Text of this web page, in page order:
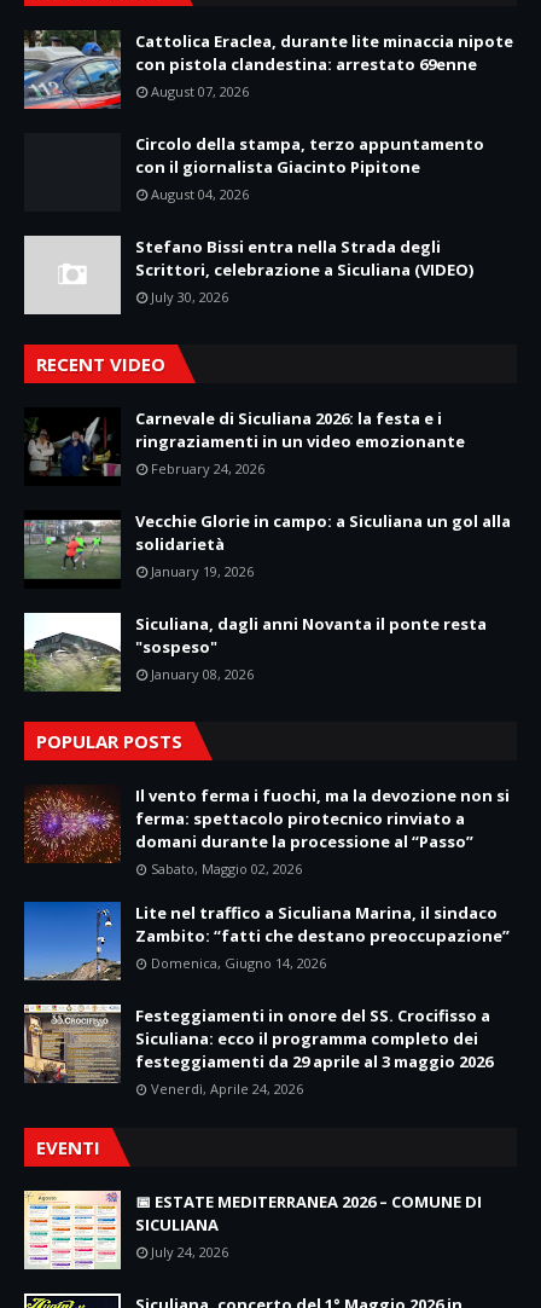
Cattolica Eraclea, durante lite minaccia nipote
con pistola clandestina: arrestato 69enne
August 07, 2026
Circolo della stampa, terzo appuntamento
con il giornalista Giacinto Pipitone
August 04, 2026
Stefano Bissi entra nella Strada degli
Scrittori, celebrazione a Siculiana (VIDEO)
July 30, 2026
RECENT VIDEO
Carnevale di Siculiana 2026: la festa e i
ringraziamenti in un video emozionante
February 24, 2026
Vecchie Glorie in campo: a Siculiana un gol alla
solidarietà
January 19, 2026
Siculiana, dagli anni Novanta il ponte resta
"sospeso"
January 08, 2026
POPULAR POSTS
Il vento ferma i fuochi, ma la devozione non si
ferma: spettacolo pirotecnico rinviato a
domani durante la processione al “Passo”
Sabato, Maggio 02, 2026
Lite nel traffico a Siculiana Marina, il sindaco
Zambito: “fatti che destano preoccupazione”
Domenica, Giugno 14, 2026
Festeggiamenti in onore del SS. Crocifisso a
Siculiana: ecco il programma completo dei
festeggiamenti da 29 aprile al 3 maggio 2026
Venerdì, Aprile 24, 2026
EVENTI
📅 ESTATE MEDITERRANEA 2026 – COMUNE DI
SICULIANA
July 24, 2026